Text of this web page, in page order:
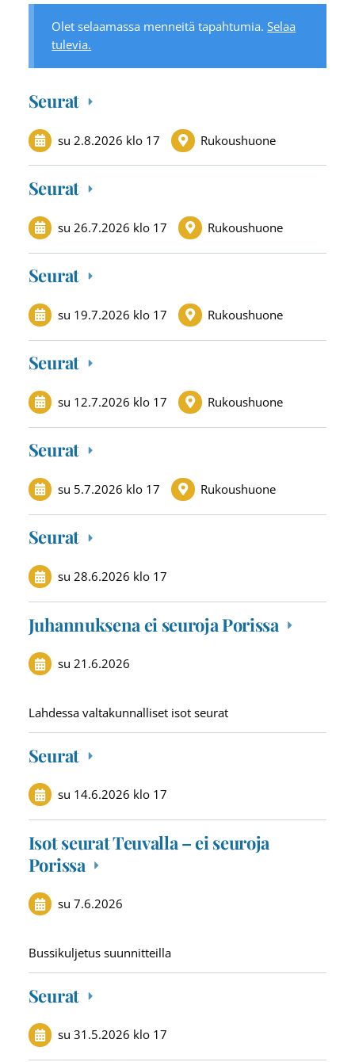
Olet selaamassa menneitä tapahtumia.Selaa
tulevia.
Seurat
su 2.8.2026 klo 17 Rukoushuone
Seurat
su 26.7.2026 klo 17 Rukoushuone
Seurat
su 19.7.2026 klo 17 Rukoushuone
Seurat
su 12.7.2026 klo 17 Rukoushuone
Seurat
su 5.7.2026 klo 17 Rukoushuone
Seurat
su 28.6.2026 klo 17
Juhannuksena ei seuroja Porissa
su 21.6.2026
Lahdessa valtakunnalliset isot seurat
Seurat
su 14.6.2026 klo 17
Isot seurat Teuvalla – ei seuroja
Porissa
su 7.6.2026
Bussikuljetus suunnitteilla
Seurat
su 31.5.2026 klo 17